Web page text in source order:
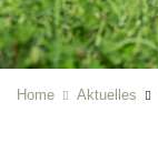
Home Aktuelles